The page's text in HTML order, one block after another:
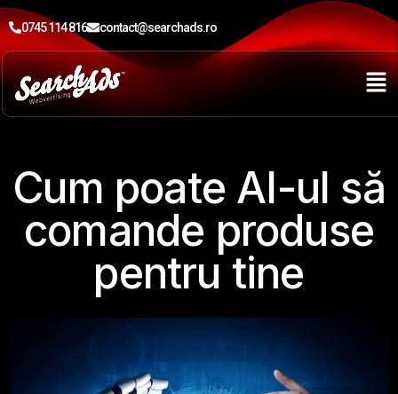
0745 114 816 contact@searchads.ro
Cum poate AI-ul să
comande produse
pentru tine